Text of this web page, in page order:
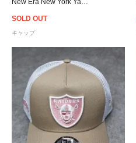
SOLD OUT
キャップ